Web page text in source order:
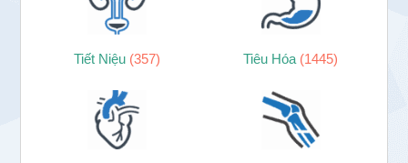
Tiết Niệu (357) Tiêu Hóa (1445)